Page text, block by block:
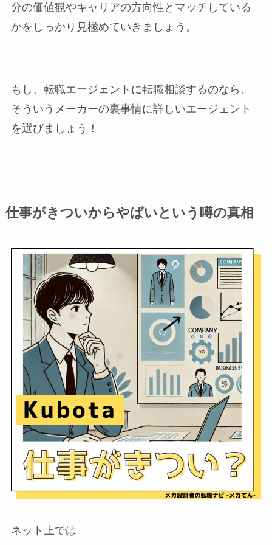
分の価値観やキャリアの方向性とマッチしている
かをしっかり見極めていきましょう。
もし、転職エージェントに転職相談するのなら、
そういうメーカーの裏事情に詳しいエージェント
を選びましょう！
仕事がきついからやばいという噂の真相
ネット上では